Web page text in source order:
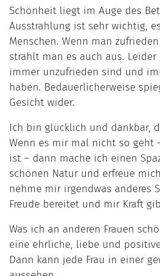
Schönheit liegt im Auge des
Ausstrahlung ist sehr wichtig,
Menschen. Wenn man
strahlt man es auch aus.
immer unzufrieden sind und
haben. Bedauerlicherweise
Gesicht wider.
Ich bin glücklich und dankbar,
Wenn es mir mal nicht so geht
ist – dann mache ich einen
schönen Natur und erfreue
nehme mir irgendwas anderes
Freude bereitet und mir Kraft
Was ich an anderen Frauen
eine ehrliche, liebe und
Dann kann jede Frau in einer